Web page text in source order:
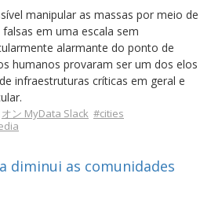
manipular as massas por meio de
em uma escala sem
alarmante do ponto de
humanos provaram ser um dos elos
infraestruturas críticas em geral e
オン MyData Slack #cities
diminui as comunidades